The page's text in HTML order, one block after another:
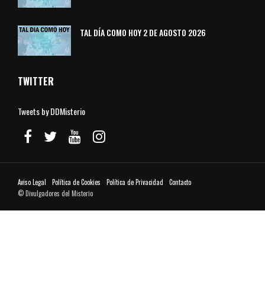
TAL DÍA COMO HOY 2 DE AGOSTO 2026
TWITTER
Tweets by DDMisterio
Aviso Legal Política de Cookies Política de Privacidad
Contacto
© Divulgadores del Misterio